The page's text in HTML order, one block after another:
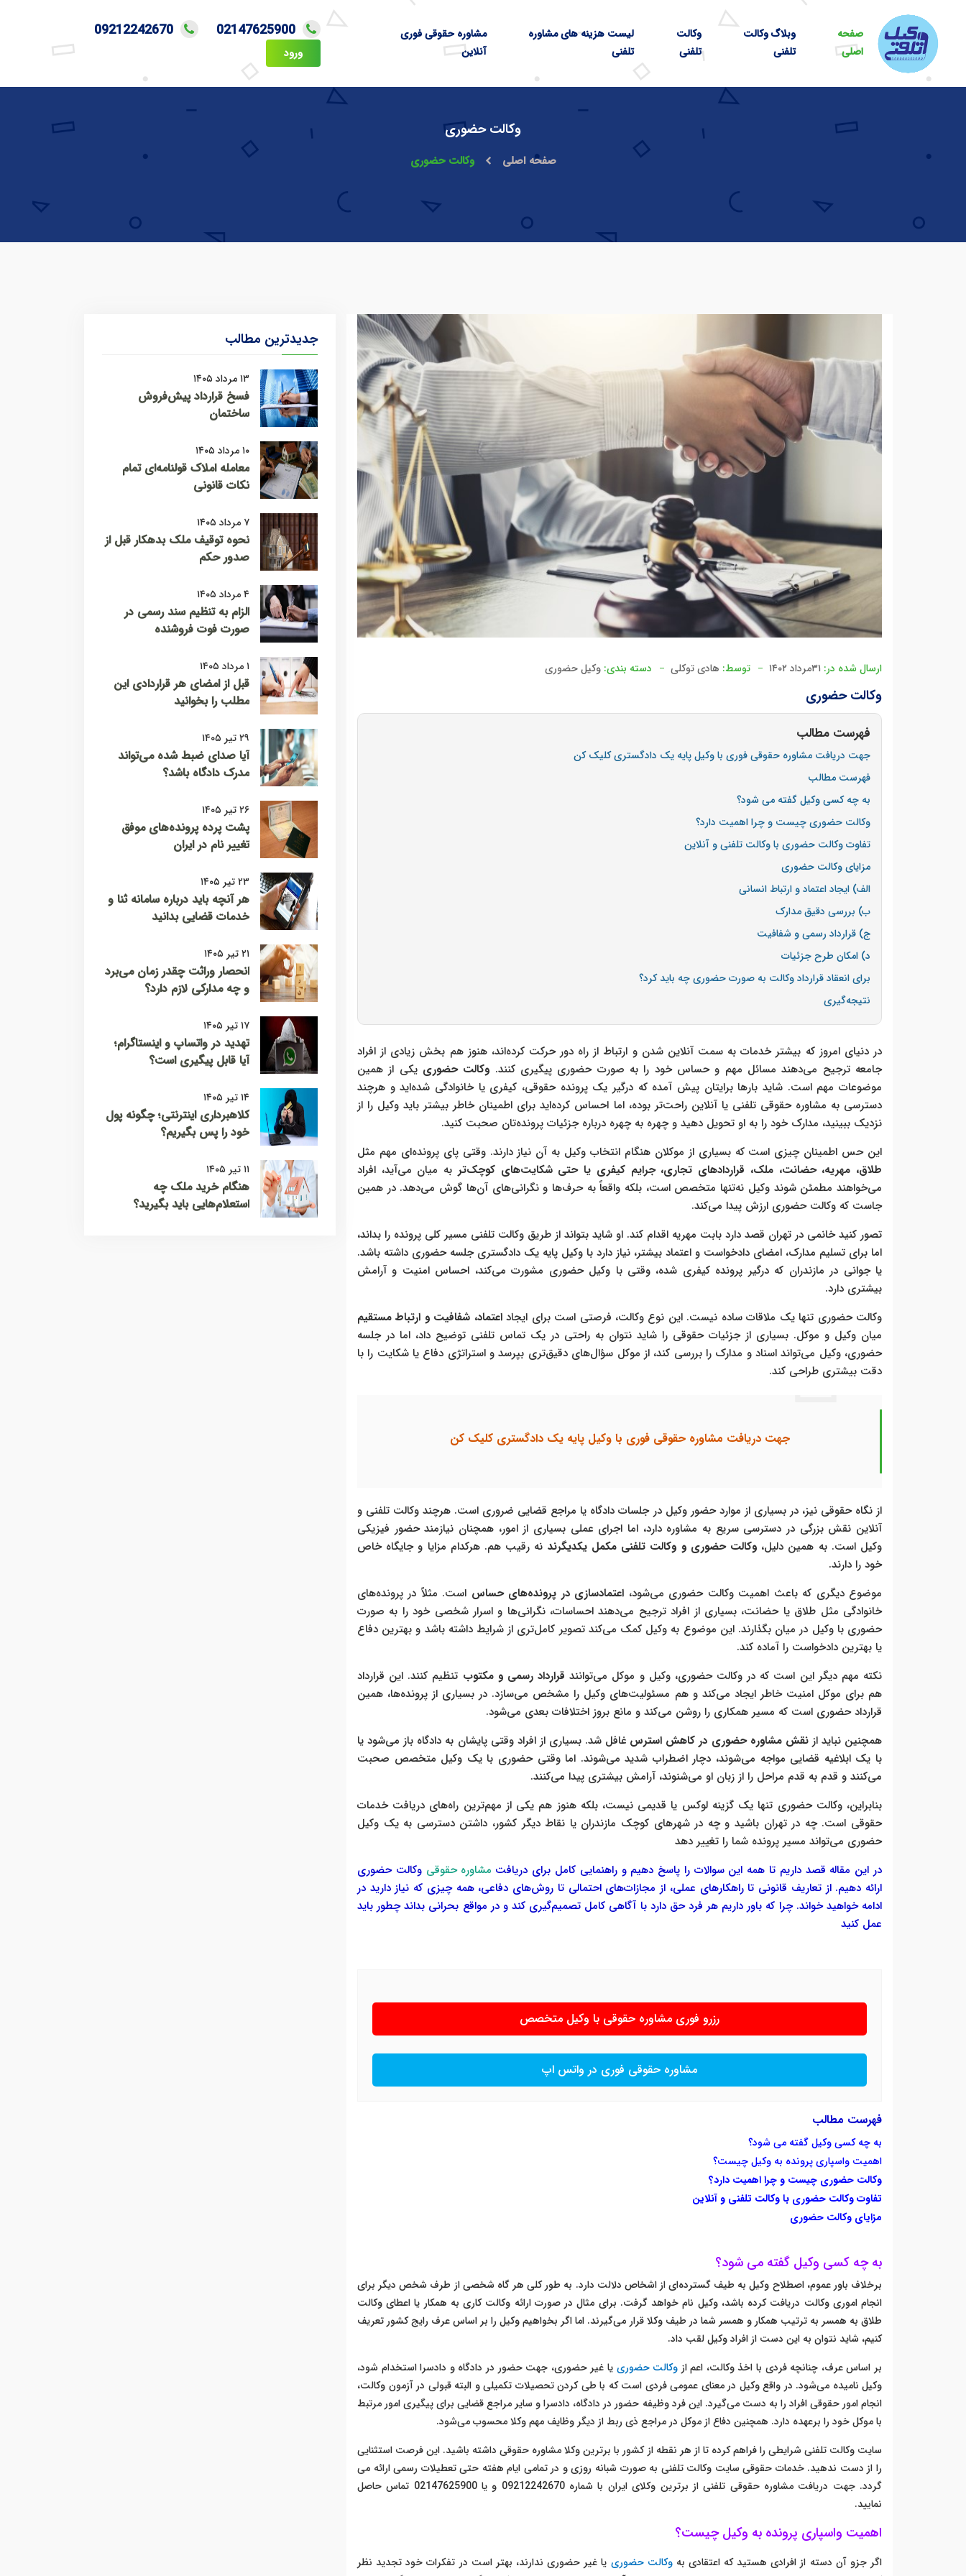
صفحه
اصلی
وبلاگ وکالت
تلفنی
وکالت
تلفنی
لیست هزینه های مشاوره
تلفنی
مشاوره حقوقی فوری
آنلاین
02147625900
09212242670
ورود
وکالت حضوری
صفحه اصلی وکالت حضوری
ارسال شده در: ۳۱مرداد ۱۴۰۲ توسط: هادی توکلی دسته بندی: وکیل حضوری
وکالت حضوری
فهرست مطالب
جهت دریافت مشاوره حقوقی فوری با وکیل پایه یک دادگستری کلیک کن
فهرست مطالب
به چه کسی وکیل گفته می شود؟
وکالت حضوری چیست و چرا اهمیت دارد؟
تفاوت وکالت حضوری با وکالت تلفنی و آنلاین
مزایای وکالت حضوری
الف) ایجاد اعتماد و ارتباط انسانی
ب) بررسی دقیق مدارک
ج) قرارداد رسمی و شفافیت
د) امکان طرح جزئیات
برای انعقاد قرارداد وکالت به صورت حضوری چه باید کرد؟
نتیجه‌گیری
در دنیای امروز که بیشتر خدمات به سمت آنلاین شدن و ارتباط از راه دور حرکت کرده‌اند، هنوز هم بخش زیادی از افراد
جامعه ترجیح می‌دهند مسائل مهم و حساس خود را به صورت حضوری پیگیری کنند. وکالت حضوری یکی از همین
موضوعات مهم است. شاید بارها برایتان پیش آمده که درگیر یک پرونده حقوقی، کیفری یا خانوادگی شده‌اید و هرچند
دسترسی به مشاوره حقوقی تلفنی یا آنلاین راحت‌تر بوده، اما احساس کرده‌اید برای اطمینان خاطر بیشتر باید وکیل را از
نزدیک ببینید، مدارک خود را به او تحویل دهید و چهره به چهره درباره جزئیات پرونده‌تان صحبت کنید.
این حس اطمینان چیزی است که بسیاری از موکلان هنگام انتخاب وکیل به آن نیاز دارند. وقتی پای پرونده‌ای مهم مثل
طلاق، مهریه، حضانت، ملک، قراردادهای تجاری، جرایم کیفری یا حتی شکایت‌های کوچک‌تر به میان می‌آید، افراد
می‌خواهند مطمئن شوند وکیل نه‌تنها متخصص است، بلکه واقعاً به حرف‌ها و نگرانی‌های آن‌ها گوش می‌دهد. در همین
جاست که وکالت حضوری ارزش پیدا می‌کند.
تصور کنید خانمی در تهران قصد دارد بابت مهریه اقدام کند. او شاید بتواند از طریق وکالت تلفنی مسیر کلی پرونده را بداند،
اما برای تسلیم مدارک، امضای دادخواست و اعتماد بیشتر، نیاز دارد با وکیل پایه یک دادگستری جلسه حضوری داشته باشد.
یا جوانی در مازندران که درگیر پرونده کیفری شده، وقتی با وکیل حضوری مشورت می‌کند، احساس امنیت و آرامش
بیشتری دارد.
وکالت حضوری تنها یک ملاقات ساده نیست. این نوع وکالت، فرصتی است برای ایجاداعتماد، شفافیت و ارتباط مستقیم
میان وکیل و موکل. بسیاری از جزئیات حقوقی را شاید نتوان به راحتی در یک تماس تلفنی توضیح داد، اما در جلسه
حضوری، وکیل می‌تواند اسناد و مدارک را بررسی کند، از موکل سؤال‌های دقیق‌تری بپرسد و استراتژی دفاع یا شکایت را با
دقت بیشتری طراحی کند.
جهت دریافت مشاوره حقوقی فوری با وکیل پایه یک دادگستری کلیک کن
از نگاه حقوقی نیز، در بسیاری از موارد حضور وکیل در جلسات دادگاه یا مراجع قضایی ضروری است. هرچند وکالت تلفنی و
آنلاین نقش بزرگی در دسترسی سریع به مشاوره دارد، اما اجرای عملی بسیاری از امور، همچنان نیازمند حضور فیزیکی
وکیل است. به همین دلیل،وکالت حضوری و وکالت تلفنی مکمل یکدیگرند نه رقیب هم. هرکدام مزایا و جایگاه خاص
خود را دارند.
موضوع دیگری که باعث اهمیت وکالت حضوری می‌شود، اعتمادسازی در پرونده‌های حساس است. مثلاً در پرونده‌های
خانوادگی مثل طلاق یا حضانت، بسیاری از افراد ترجیح می‌دهند احساسات، نگرانی‌ها و اسرار شخصی خود را به صورت
حضوری با وکیل در میان بگذارند. این موضوع به وکیل کمک می‌کند تصویر کامل‌تری از شرایط داشته باشد و بهترین دفاع
یا بهترین دادخواست را آماده کند.
نکته مهم دیگر این است که در وکالت حضوری، وکیل و موکل می‌توانند قرارداد رسمی و مکتوب تنظیم کنند. این قرارداد
هم برای موکل امنیت خاطر ایجاد می‌کند و هم مسئولیت‌های وکیل را مشخص می‌سازد. در بسیاری از پرونده‌ها، همین
قرارداد حضوری است که مسیر همکاری را روشن می‌کند و مانع بروز اختلافات بعدی می‌شود.
همچنین نباید ازنقش مشاوره حضوری در کاهش استرس غافل شد. بسیاری از افراد وقتی پایشان به دادگاه باز می‌شود یا
با یک ابلاغیه قضایی مواجه می‌شوند، دچار اضطراب شدید می‌شوند. اما وقتی حضوری با یک وکیل متخصص صحبت
می‌کنند و قدم به قدم مراحل را از زبان او می‌شنوند، آرامش بیشتری پیدا می‌کنند.
بنابراین، وکالت حضوری تنها یک گزینه لوکس یا قدیمی نیست، بلکه هنوز هم یکی از مهم‌ترین راه‌های دریافت خدمات
حقوقی است. چه در تهران باشید و چه در شهرهای کوچک مازندران یا نقاط دیگر کشور، داشتن دسترسی به یک وکیل
حضوری می‌تواند مسیر پرونده شما را تغییر دهد
در این مقاله قصد داریم تا همه این سوالات را پاسخ دهیم و راهنمایی کامل برای دریافت مشاوره حقوقی وکالت حضوری
ارائه دهیم. از تعاریف قانونی تا راهکارهای عملی، از مجازات‌های احتمالی تا روش‌های دفاعی، همه چیزی که نیاز دارید در
ادامه خواهید خواند. چرا که باور داریم هر فرد حق دارد با آگاهی کامل تصمیم‌گیری کند و در مواقع بحرانی بداند چطور باید
عمل کنید
رزرو فوری مشاوره حقوقی با وکیل متخصص
مشاوره حقوقی فوری در واتس اپ
فهرست مطالب
به چه کسی وکیل گفته می شود؟
اهمیت واسپاری پرونده به وکیل چیست؟
وکالت حضوری چیست و چرا اهمیت دارد؟
تفاوت وکالت حضوری با وکالت تلفنی و آنلاین
مزایای وکالت حضوری
به چه کسی وکیل گفته می شود؟
برخلاف باور عموم، اصطلاح وکیل به طیف گسترده‌ای از اشخاص دلالت دارد. به طور کلی هر گاه شخصی از طرف شخص دیگر برای
انجام اموری وکالت دریافت کرده باشد، وکیل نام خواهد گرفت. برای مثال در صورت ارائه وکالت کاری به همکار یا اعطای وکالت
طلاق به همسر به ترتیب همکار و همسر شما در طیف وکلا قرار می‌گیرند. اما اگر بخواهیم وکیل را بر اساس عرف رایج کشور تعریف
کنیم، شاید نتوان به این دست از افراد وکیل لقب داد.
بر اساس عرف، چنانچه فردی با اخذ وکالت، اعم از وکالت حضوری یا غیر حضوری، جهت حضور در دادگاه و دادسرا استخدام شود،
وکیل نامیده می‌شود. در واقع وکیل در معنای عمومی فردی است که با طی کردن تحصیلات تکمیلی و البته قبولی در آزمون وکالت،
انجام امور حقوقی افراد را به دست می‌گیرد. این فرد وظیفه حضور در دادگاه، دادسرا و سایر مراجع قضایی برای پیگیری امور مرتبط
با موکل خود را برعهده دارد. همچنین دفاع از موکل در مراجع ذی ربط از دیگر وظایف مهم وکلا محسوب می‌شود.
سایت وکالت تلفنی شرایطی را فراهم کرده تا از هر نقطه از کشور با برترین وکلا مشاوره حقوقی داشته باشید. این فرصت استثنایی
را از دست ندهید.خدمات حقوقی سایت وکالت تلفنی به صورت شبانه روزی و در تمامی ایام هفته حتی تعطیلات رسمی ارائه می
گردد.
جهت دریافت مشاوره حقوقی تلفنی از برترین وکلای ایران با شماره 09212242670 و یا 02147625900 تماس حاصل
نمایید.
اهمیت واسپاری پرونده به وکیل چیست؟
اگر جزو آن دسته از افرادی هستید که اعتقادی بهوکالت حضوری یا غیر حضوری ندارند، بهتر است در تفکرات خود تجدید نظر
جدیدترین مطالب
۱۳ مرداد ۱۴۰۵
فسخ قرارداد پیش‌فروش
ساختمان
۱۰ مرداد ۱۴۰۵
معامله املاک قولنامه‌ای تمام
نکات قانونی
۷ مرداد ۱۴۰۵
نحوه توقیف ملک بدهکار قبل از
صدور حکم
۴ مرداد ۱۴۰۵
الزام به تنظیم سند رسمی در
صورت فوت فروشنده
۱ مرداد ۱۴۰۵
قبل از امضای هر قراردادی این
مطلب را بخوانید
۲۹ تیر ۱۴۰۵
آیا صدای ضبط شده می‌تواند
مدرک دادگاه باشد؟
۲۶ تیر ۱۴۰۵
پشت پرده پرونده‌های موفق
تغییر نام در ایران
۲۳ تیر ۱۴۰۵
هر آنچه باید درباره سامانه ثنا و
خدمات قضایی بدانید
۲۱ تیر ۱۴۰۵
انحصار وراثت چقدر زمان می‌برد
و چه مدارکی لازم دارد؟
۱۷ تیر ۱۴۰۵
تهدید در واتساپ و اینستاگرام؛
آیا قابل پیگیری است؟
۱۴ تیر ۱۴۰۵
کلاهبرداری اینترنتی؛ چگونه پول
خود را پس بگیریم؟
۱۱ تیر ۱۴۰۵
هنگام خرید ملک چه
استعلام‌هایی باید بگیرید؟